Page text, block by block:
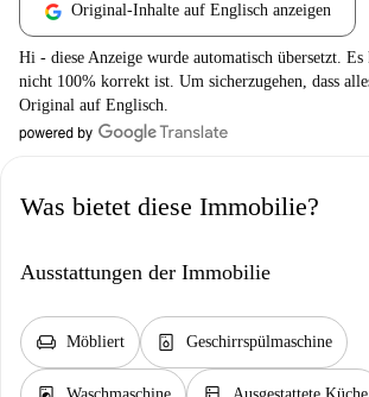
Original-Inhalte auf Englisch anzeigen
Hi - diese Anzeige wurde automatisch übersetzt. Es
nicht 100% korrekt ist. Um sicherzugehen, dass
Original auf Englisch.
Was bietet diese Immobilie?
Ausstattungen der Immobilie
chair Möbliert dishwasher_gen Geschirrspülmaschine